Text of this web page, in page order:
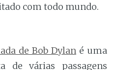
com todo mundo.
de Bob Dylan é uma
várias passagens